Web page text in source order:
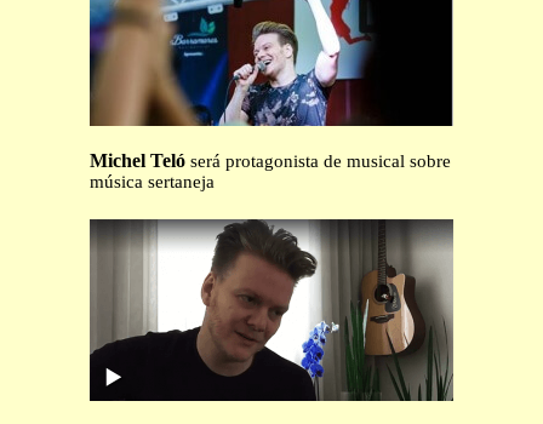
Michel Teló será protagonista de musical sobre
música sertaneja